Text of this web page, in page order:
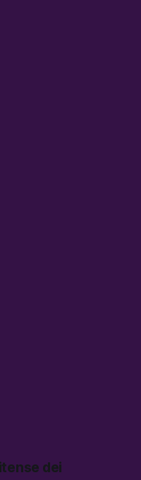
dei